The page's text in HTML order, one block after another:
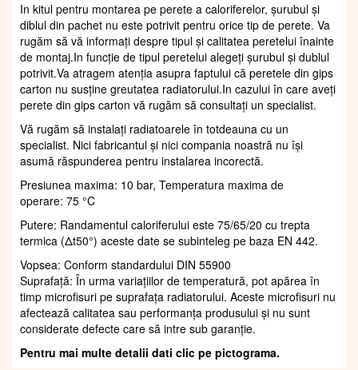
In kitul pentru montarea pe perete a caloriferelor, șurubul și
diblul din pachet nu este potrivit pentru orice tip de perete. Va
rugăm să vă informați despre tipul și calitatea peretelui înainte
de montaj.In funcție de tipul peretelui alegeți șurubul și dublul
potrivit.Va atragem atenția asupra faptului că peretele din gips
carton nu susține greutatea radiatorului.In cazului în care aveți
perete din gips carton vă rugăm să consultați un specialist.
Vă rugăm să instalați radiatoarele în totdeauna cu un
specialist. Nici fabricantul și nici compania noastră nu își
asumă răspunderea pentru instalarea incorectă.
Presiunea maxima: 10 bar, Temperatura maxima de
operare: 75 °C
Putere: Randamentul caloriferului este 75/65/20 cu trepta
termica (Δt50°) aceste date se subinteleg pe baza EN 442.
Vopsea: Conform standardului DIN 55900
Suprafaţă: În urma variațiilor de temperatură, pot apărea în
timp microfisuri pe suprafața radiatorului. Aceste microfisuri nu
afectează calitatea sau performanța produsului și nu sunt
considerate defecte care să intre sub garanție.
Pentru mai multe detalii dati clic pe pictograma.